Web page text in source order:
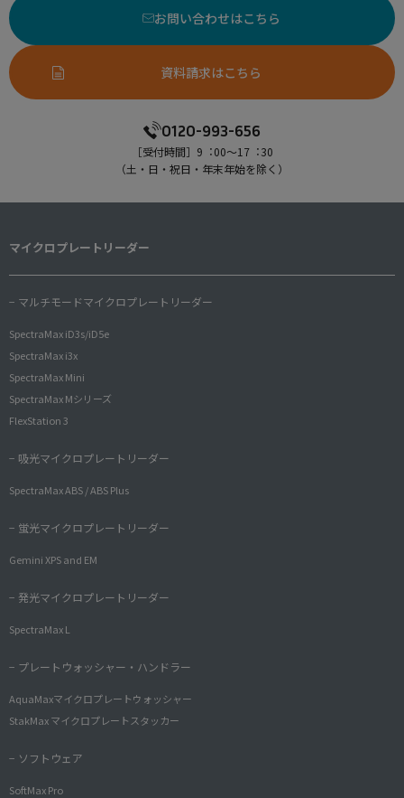
お問い合わせはこちら
資料請求はこちら
0120-993-656
［受付時間］9︓00〜17︓30
（⼟・⽇・祝⽇・年末年始を除く）
マイクロプレートリーダー
− マルチモードマイクロプレートリーダー
SpectraMax iD3s/iD5e
SpectraMax i3x
SpectraMax Mini
SpectraMax Mシリーズ
FlexStation 3
− 吸光マイクロプレートリーダー
SpectraMax ABS / ABS Plus
− 蛍光マイクロプレートリーダー
Gemini XPS and EM
− 発光マイクロプレートリーダー
SpectraMax L
− プレートウォッシャー・ハンドラー
AquaMaxマイクロプレートウォッシャー
StakMax マイクロプレートスタッカー
− ソフトウェア
SoftMax Pro